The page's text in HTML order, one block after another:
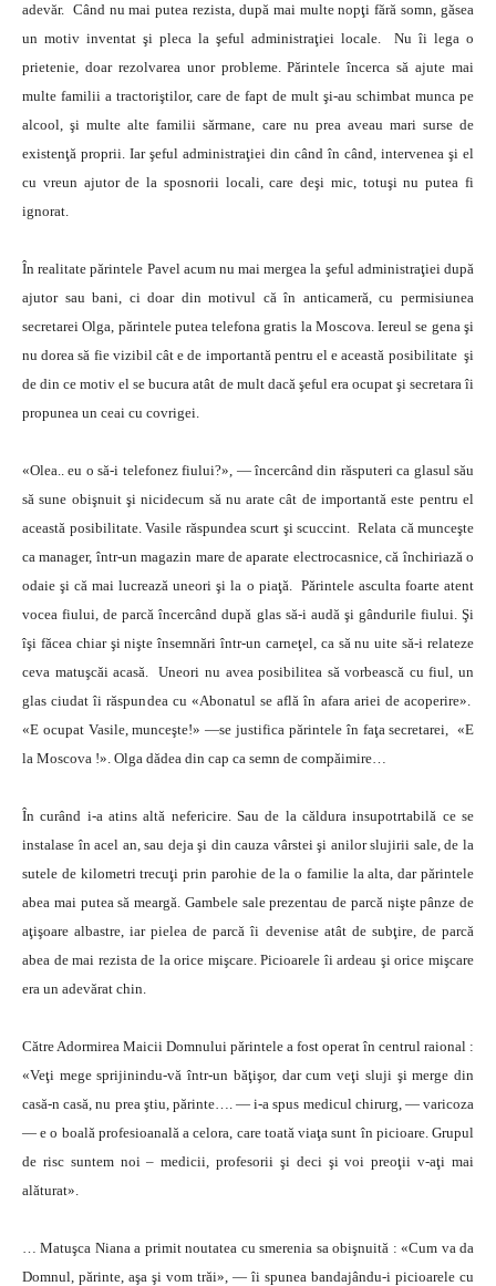
adevăr. Când nu mai putea rezista, după mai multe nopţi fără somn, găsea
un motiv inventat şi pleca la şeful administraţiei locale. Nu îi lega o
prietenie, doar rezolvarea unor probleme. Părintele încerca să ajute mai
multe familii a tractoriştilor, care de fapt de mult şi-au schimbat munca pe
alcool, şi multe alte familii sărmane, care nu prea aveau mari surse de
existenţă proprii. Iar şeful administraţiei din când în când, intervenea şi el
cu vreun ajutor de la sposnorii locali, care deşi mic, totuşi nu putea fi
ignorat.
În realitate părintele Pavel acum nu mai mergea la şeful administraţiei după
ajutor sau bani, ci doar din motivul că în anticameră, cu permisiunea
secretarei Olga, părintele putea telefona gratis la Moscova. Iereul se gena şi
nu dorea să fie vizibil cât e de importantă pentru el e această posibilitate şi
de din ce motiv el se bucura atât de mult dacă şeful era ocupat şi secretara îi
propunea un ceai cu covrigei.
«Olea.. eu o să-i telefonez fiului?», — încercând din răsputeri ca glasul său
să sune obişnuit şi nicidecum să nu arate cât de importantă este pentru el
această posibilitate. Vasile răspundea scurt şi scuccint. Relata că munceşte
ca manager, într-un magazin mare de aparate electrocasnice, că închiriază o
odaie şi că mai lucrează uneori şi la o piaţă. Părintele asculta foarte atent
vocea fiului, de parcă încercând după glas să-i audă şi gândurile fiului. Şi
îşi făcea chiar şi nişte însemnări într-un carneţel, ca să nu uite să-i relateze
ceva matuşcăi acasă. Uneori nu avea posibilitea să vorbească cu fiul, un
glas ciudat îi răspundea cu «Abonatul se află în afara ariei de acoperire».
«E ocupat Vasile, munceşte!» —se justifica părintele în faţa secretarei, «E
la Moscova !». Olga dădea din cap ca semn de compăimire…
În curând i-a atins altă nefericire. Sau de la căldura insupotrtabilă ce se
instalase în acel an, sau deja şi din cauza vârstei şi anilor slujirii sale, de la
sutele de kilometri trecuţi prin parohie de la o familie la alta, dar părintele
abea mai putea să meargă. Gambele sale prezentau de parcă nişte pânze de
aţişoare albastre, iar pielea de parcă îi devenise atât de subţire, de parcă
abea de mai rezista de la orice mişcare. Picioarele îi ardeau şi orice mişcare
era un adevărat chin.
Către Adormirea Maicii Domnului părintele a fost operat în centrul raional :
«Veţi mege sprijinindu-vă într-un băţişor, dar cum veţi sluji şi merge din
casă-n casă, nu prea ştiu, părinte…. — i-a spus medicul chirurg, — varicoza
— e o boală profesioanală a celora, care toată viaţa sunt în picioare. Grupul
de risc suntem noi – medicii, profesorii şi deci şi voi preoţii v-aţi mai
alăturat».
… Matuşca Niana a primit noutatea cu smerenia sa obişnuită : «Cum va da
Domnul, părinte, aşa şi vom trăi», — îi spunea bandajându-i picioarele cu